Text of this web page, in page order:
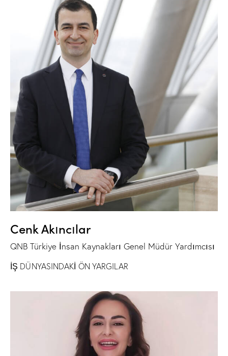
Cenk Akıncılar
QNB Türkiye İnsan Kaynakları Genel Müdür Yardımcısı
İŞ DÜNYASINDAKİ ÖN YARGILAR